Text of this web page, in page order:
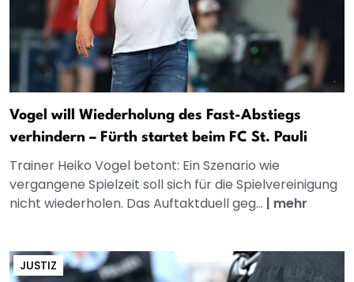
Vogel will Wiederholung des Fast-Abstiegs
verhindern – Fürth startet beim FC St. Pauli
Trainer Heiko Vogel betont: Ein Szenario wie
vergangene Spielzeit soll sich für die Spielvereinigung
nicht wiederholen. Das Auftaktduell geg... | mehr
JUSTIZ